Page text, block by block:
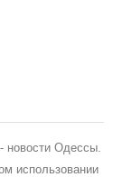
новости Одессы.
использовании